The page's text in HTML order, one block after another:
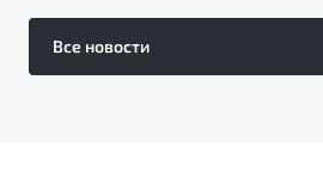
Все новости